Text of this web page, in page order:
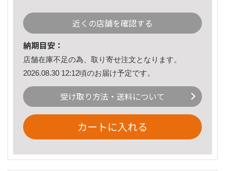
近くの店舗を確認する
納期目安：
店舗在庫不足の為、取り寄せ注文となります。
2026.08.30 12:12頃のお届け予定です。
受け取り方法・送料について
カートに入れる